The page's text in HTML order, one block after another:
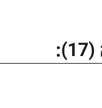
(17)
: